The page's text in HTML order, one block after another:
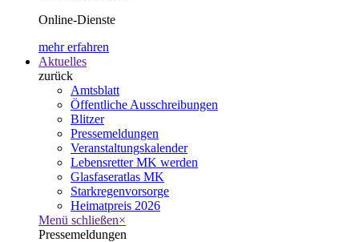
Online-Dienste
mehr erfahren
Aktuelles
zurück
Amtsblatt
Öffentliche Ausschreibungen
Blitzer
Pressemeldungen
Veranstaltungskalender
Lebensretter MK werden
Glasfaseratlas MK
Starkregenvorsorge
Heimatpreis 2026
Menü schließen×
Pressemeldungen